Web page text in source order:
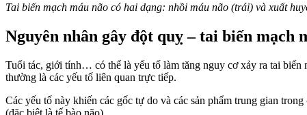
Tai biến mạch máu não có hai dạng: nhồi máu não (trái) và xuất
Nguyên nhân gây đột quỵ – tai biến mạch
Tuổi tác, giới tính… có thể là yếu tố làm tăng nguy cơ xảy ra tai
thường là các yếu tố liên quan trực tiếp.
Các yếu tố này khiến các gốc tự do và các sản phẩm trung gian
(đặc biệt là tế bào não).